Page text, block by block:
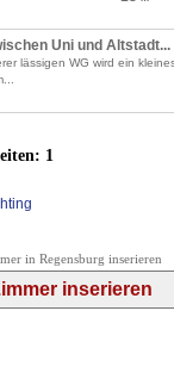
Uni und Altstadt...
lässigen WG wird ein
1
in Regensburg inserieren